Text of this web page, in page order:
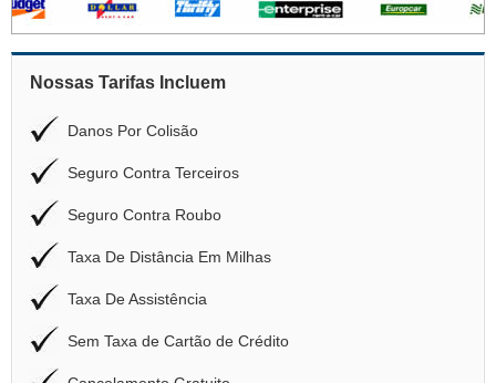
Nossas Tarifas Incluem
Danos Por Colisão
Seguro Contra Terceiros
Seguro Contra Roubo
Taxa De Distância Em Milhas
Taxa De Assistência
Sem Taxa de Cartão de Crédito